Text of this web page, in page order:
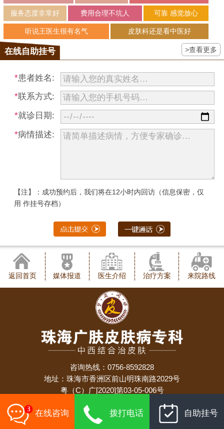
服务态度非常好 费用合理不坑人 可靠 感觉放心
听说王医生很有名气 皮肤科还是看中医好
在线自助挂号 >查看更多
*患者姓名:
*联系方式:
*就诊日期:
*病情描述:
【注】：成功预约后，我们将在12小时内回访（信息保密，仅
用 作挂号存档）
返回首页 媒体报道 医生介绍 治疗方案 来院路线
咨询热线：0756-8592828
地址：珠海市香洲区前山明珠南路2029号
粤（C）广[2020]第03-05-006号
在线咨询 拨打电话 自助挂号